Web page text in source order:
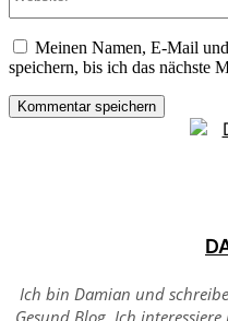
Meinen Namen, E-Mail
speichern, bis ich das nächste
Ich bin Damian und
Gesund Blog. Ich